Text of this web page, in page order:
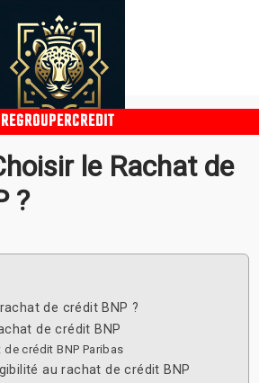
REGROUPERCREDIT
le Rachat de
?
de crédit BNP ?
de crédit BNP
de crédit BNP Paribas
au rachat de crédit BNP